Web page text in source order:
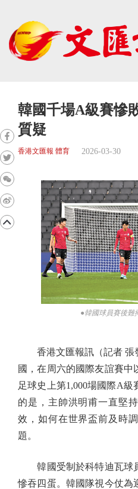
韓國千場A級賽慘
質疑
香港文匯報 體育 2026-03-30
●韓國球員賽後難
香港文匯報訊（記者 張
國，在周六的國際友誼賽中
足球史上第1,000場國際A
的是，主帥洪明甫一直堅
效，如何在世界盃前及時
題。
韓國受制於科特迪瓦球
慘吞四蛋。韓國隊視今仗為